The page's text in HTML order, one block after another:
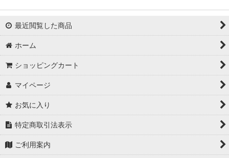
最近閲覧した商品
ホーム
ショッピングカート
マイページ
お気に入り
特定商取引法表示
ご利用案内